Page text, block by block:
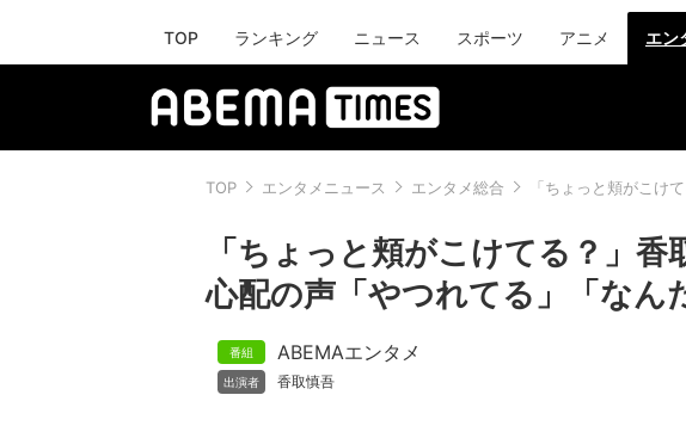
TOP ランキング ニュース スポーツ アニメ エン
TOP エンタメニュース エンタメ総合 「ちょっと頬がこけ
「ちょっと頬がこけてる？」
心配の声「やつれてる」「なん
ABEMAエンタメ
香取慎吾